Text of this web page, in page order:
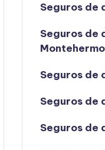
Seguros de
Seguros de
Seguros de
Seguros de
Seguros de